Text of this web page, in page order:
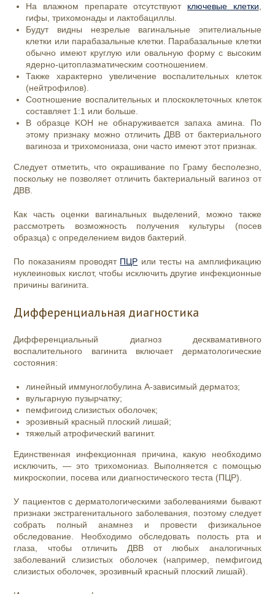
На влажном препарате отсутствуют ключевые клетки
гифы, трихомонады и лактобациллы.
Будут видны незрелые вагинальные эпителиальные
клетки или парабазальные клетки. Парабазальные клетки
обычно имеют круглую или овальную форму с высоким
ядерно-цитоплазматическим соотношением.
Также характерно увеличение воспалительных клеток
(нейтрофилов).
Соотношение воспалительных и плоскоклеточных клеток
составляет 1:1 или больше.
В образце KOH не обнаруживается запаха амина. По
этому признаку можно отличить ДВВ от бактериального
вагиноза и трихомониаза, они часто имеют этот признак.
Следует отметить, что окрашивание по Граму бесполезно,
поскольку не позволяет отличить бактериальный вагиноз от
ДВВ.
Как часть оценки вагинальных выделений, можно также
рассмотреть возможность получения культуры (посев
образца) с определением видов бактерий.
По показаниям проводят ПЦР или тесты на амплификацию
нуклеиновых кислот, чтобы исключить другие инфекционные
причины вагинита.
Дифференциальная диагностика
Дифференциальный диагноз десквамативного
воспалительного вагинита включает дерматологические
состояния:
линейный иммуноглобулина А-зависимый дерматоз;
вульгарную пузырчатку;
пемфигоид слизистых оболочек;
эрозивный красный плоский лишай;
тяжелый атрофический вагинит.
Единственная инфекционная причина, какую необходимо
исключить, — это трихомониаз. Выполняется с помощью
микроскопии, посева или диагностического теста (ПЦР).
У пациентов с дерматологическими заболеваниями бывают
признаки экстрагенитального заболевания, поэтому следует
собрать полный анамнез и провести физикальное
обследование. Необходимо обследовать полость рта и
глаза, чтобы отличить ДВВ от любых аналогичных
заболеваний слизистых оболочек (например, пемфигоид
слизистых оболочек, эрозивный красный плоский лишай).